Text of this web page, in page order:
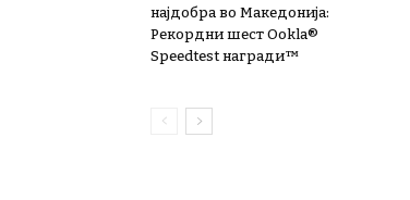
најдобра во Македонија:
Рекордни шест Ookla®
Speedtest награди™